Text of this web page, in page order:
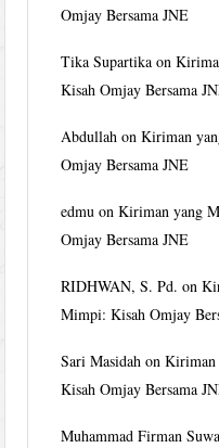
Omjay Bersama JNE
Tika Supartika on
Kisah Omjay Bersama
Abdullah onKiriman
Omjay Bersama JNE
edmu onKiriman yang
Omjay Bersama JNE
RIDHWAN, S. Pd. on
Mimpi: Kisah Omjay
Sari Masidah onKiriman
Kisah Omjay Bersama
Muhammad Firman